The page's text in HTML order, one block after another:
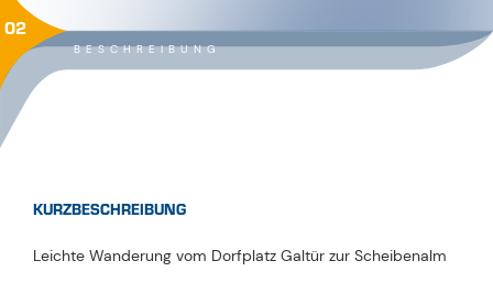
BESCHREIBUNG
02
KURZBESCHREIBUNG
Leichte Wanderung vom Dorfplatz Galtür zur Scheibenalm